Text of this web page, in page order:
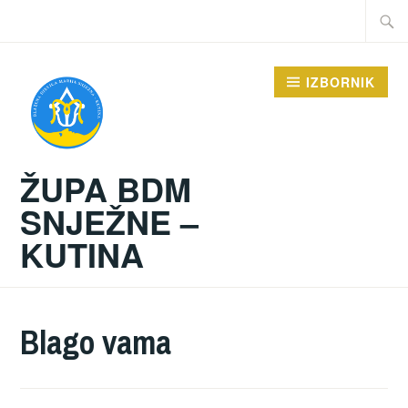
Traži:
ŽUPA BDM
SNJEŽNE –
KUTINA
IZBORNIK
Blago vama